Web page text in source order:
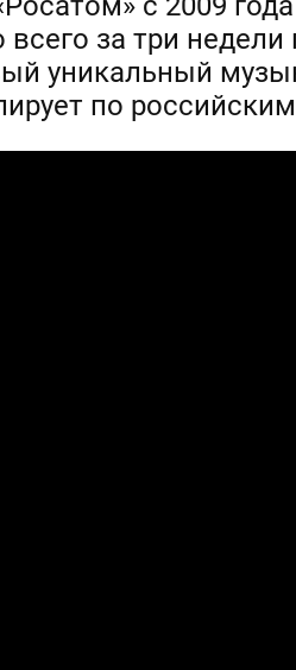
за три
уникальный
по